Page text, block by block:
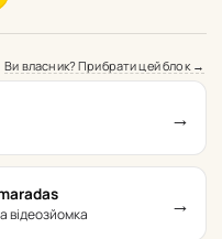
Ви власник? Прибрати цей блок →
→
відеозйомка →